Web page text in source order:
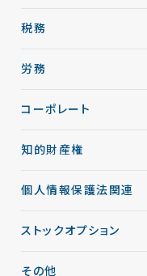
税務
労務
コーポレート
知的財産権
個人情報保護法関連
ストックオプション